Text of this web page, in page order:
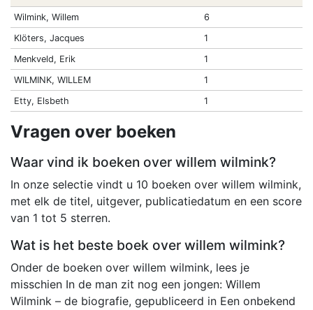
Wilmink, Willem
6
Klöters, Jacques
1
Menkveld, Erik
1
WILMINK, WILLEM
1
Etty, Elsbeth
1
Vragen over boeken
Waar vind ik boeken over willem wilmink?
In onze selectie vindt u 10 boeken over willem wilmink,
met elk de titel, uitgever, publicatiedatum en een score
van 1 tot 5 sterren.
Wat is het beste boek over willem wilmink?
Onder de boeken over willem wilmink, lees je
misschien In de man zit nog een jongen: Willem
Wilmink – de biografie, gepubliceerd in Een onbekend